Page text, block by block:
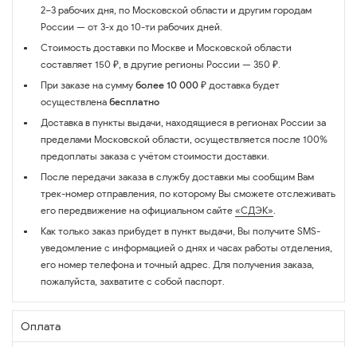
2–3 рабочих дня, по Московской области и другим городам
России — от 3-х до 10-ти рабочих дней.
Стоимость доставки по Москве и Московской области
составляет 150 ₽, в другие регионы России — 350 ₽.
При заказе на сумму более 10 000 ₽ доставка будет
осуществлена бесплатно
Доставка в пункты выдачи, находящиеся в регионах России за
пределами Московской области, осуществляется после 100%
предоплаты заказа с учётом стоимости доставки.
После передачи заказа в службу доставки мы сообщим Вам
трек-номер отправления, по которому Вы сможете отслеживать
его передвижение на официальном сайте «СДЭК».
Как только заказ прибудет в пункт выдачи, Вы получите SMS-
уведомление с информацией о днях и часах работы отделения,
его номер телефона и точный адрес. Для получения заказа,
пожалуйста, захватите с собой паспорт.
Оплата